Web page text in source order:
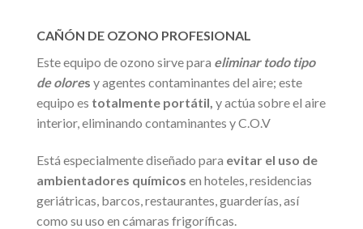
CAÑÓN DE OZONO PROFESIONAL
Este equipo de ozono sirve para eliminar todo tipo
de olores y agentes contaminantes del aire; este
equipo es totalmente portátil, y actúa sobre el aire
interior, eliminando contaminantes y C.O.V
Está especialmente diseñado para evitar el uso de
ambientadores químicos en hoteles, residencias
geriátricas, barcos, restaurantes, guarderías, así
como su uso en cámaras frigoríficas.